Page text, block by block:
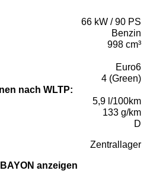
66 kW / 90 PS
Benzin
998 cm³
Euro6
4 (Green)
nach WLTP:
5,9 l/100km
133 g/km
D
Zentrallager
anzeigen